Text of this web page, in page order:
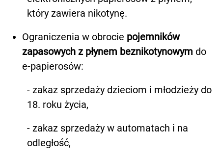
który zawiera nikotynę.
Ograniczenia w obrocie pojemników
zapasowych z płynem beznikotynowym do
e-papierosów:
- zakaz sprzedaży dzieciom i młodzieży do
18. roku życia,
- zakaz sprzedaży w automatach i na
odległość,